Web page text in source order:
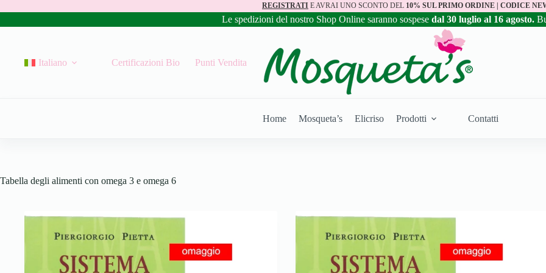
REGISTRATI E AVRAI UNO SCONTO DEL 10% SUL PRIMO ORDINE | CODICE
Le spedizioni del nostro Shop Online saranno sospese dal 30 luglio al 16 agosto.
Italiano Certificazioni Bio Punti Vendita
Home Mosqueta’s Elicriso Prodotti Contatti
Tabella degli alimenti con omega 3 e omega 6